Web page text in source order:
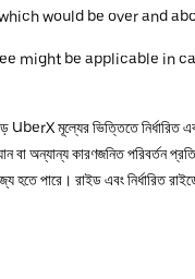
would be over and
might be applicable in
UberX মূল্যের ভিত্তিতে নির্ধারিত
বা অন্যান্য কারণজনিত পরিবর্তন
হতে পারে। রাইড এবং নির্ধারিত